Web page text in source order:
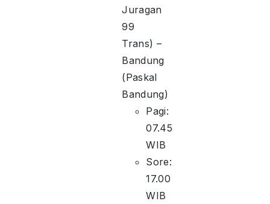
Juragan
99
Trans) –
Bandung
(Paskal
Bandung)
Pagi:
07.45
WIB
Sore:
17.00
WIB